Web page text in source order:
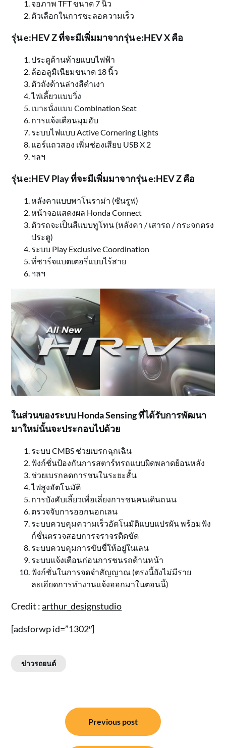
จอภาพ TFT ขนาด 7 นิ้ว
ตัวเลือกในการชะลอความเร็ว
รุ่น e:HEV Z ที่จะมีเพิ่มมาจากรุ่น e:HEV X คือ
ประตูด้านท้ายแบบไฟฟ้า
ล้ออลูมิเนียมขนาด 18 นิ้ว
ตัวถังด้านล่างสีดำเงา
ไฟเลี้ยวแบบวิ่ง
เบาะนั่งแบบ Combination Seat
การแจ้งเตือนมุมอับ
ระบบไฟแบบ Active Cornering Lights
แอร์แถวสอง เพิ่มช่องเสียบ USB X 2
ฯลฯ
รุ่น e:HEV Play ที่จะมีเพิ่มมาจากรุ่น e:HEV Z คือ
หลังคาแบบพาโนราม่า (ซันรูฟ)
หน้าจอแสดงผล Honda Connect
ตัวรถจะเป็นสีแบบทูโทน (หลังคา / เสารถ / กระจกตรง
ประตู)
ระบบ Play Exclusive Coordination
ที่ชาร์จแบตเตอรี่แบบไร้สาย
ฯลฯ
ในส่วนของระบบ Honda Sensing ที่ได้รับการพัฒนา
มาใหม่นั้นจะประกอบไปด้วย
ระบบ CMBS ช่วยเบรกฉุกเฉิน
ฟังก์ชั่นป้องกันการสตาร์ทรถแบบผิดพลาดย้อนหลัง
ช่วยเบรกลดการชนในระยะสั้น
ไฟสูงอัตโนมัติ
การบังคับเลี้ยวเพื่อเลี่ยงการชนคนเดินถนน
ตรวจจับการออกนอกเลน
ระบบควบคุมความเร็วอัตโนมัติแบบแปรผัน พร้อมฟัง
ก์ชั่นตรวจสอบการจราจรติดขัด
ระบบควบคุมการขับขี่ให้อยู่ในเลน
ระบบแจ้งเตือนก่อนการชนรถด้านหน้า
ฟังก์ชั่นในการจดจำสัญญาณ (ตรงนี้ยังไม่มีราย
ละเอียดการทำงานแจ้งออกมาในตอนนี้)
Credit :arthur_designstudio
[adsforwp id=”1302″]
ข่าวรถยนต์
Previous post